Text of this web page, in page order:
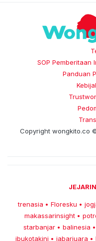
SOP Pemberitaan
Panduan
Copyright wongkito.co
trenasia • Floresku •
makassarinsight •
starbanjar • balinesia •
ibukotakini • jabarjuara •